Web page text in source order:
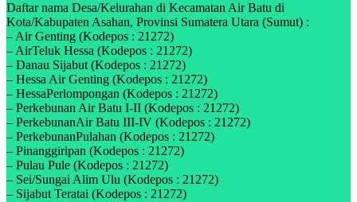
Daftar nama Desa/Kelurahan di Kecamatan Air Batu di
Kota/Kabupaten Asahan, Provinsi Sumatera Utara (Sumut) :
– Air Genting (Kodepos : 21272)
– AirTeluk Hessa (Kodepos : 21272)
– Danau Sijabut (Kodepos : 21272)
– Hessa Air Genting (Kodepos : 21272)
– HessaPerlompongan (Kodepos : 21272)
– Perkebunan Air Batu I-II (Kodepos : 21272)
– PerkebunanAir Batu III-IV (Kodepos : 21272)
– PerkebunanPulahan (Kodepos : 21272)
– Pinanggiripan (Kodepos : 21272)
– Pulau Pule (Kodepos : 21272)
– Sei/Sungai Alim Ulu (Kodepos : 21272)
– Sijabut Teratai (Kodepos : 21272)